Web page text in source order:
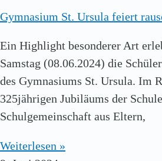
Gymnasium St. Ursula feiert
Ein Highlight besonderer Art
Samstag (08.06.2024) die
des Gymnasiums St. Ursula. Im
325jährigen Jubiläums der
Schulgemeinschaft aus Eltern,
Weiterlesen »